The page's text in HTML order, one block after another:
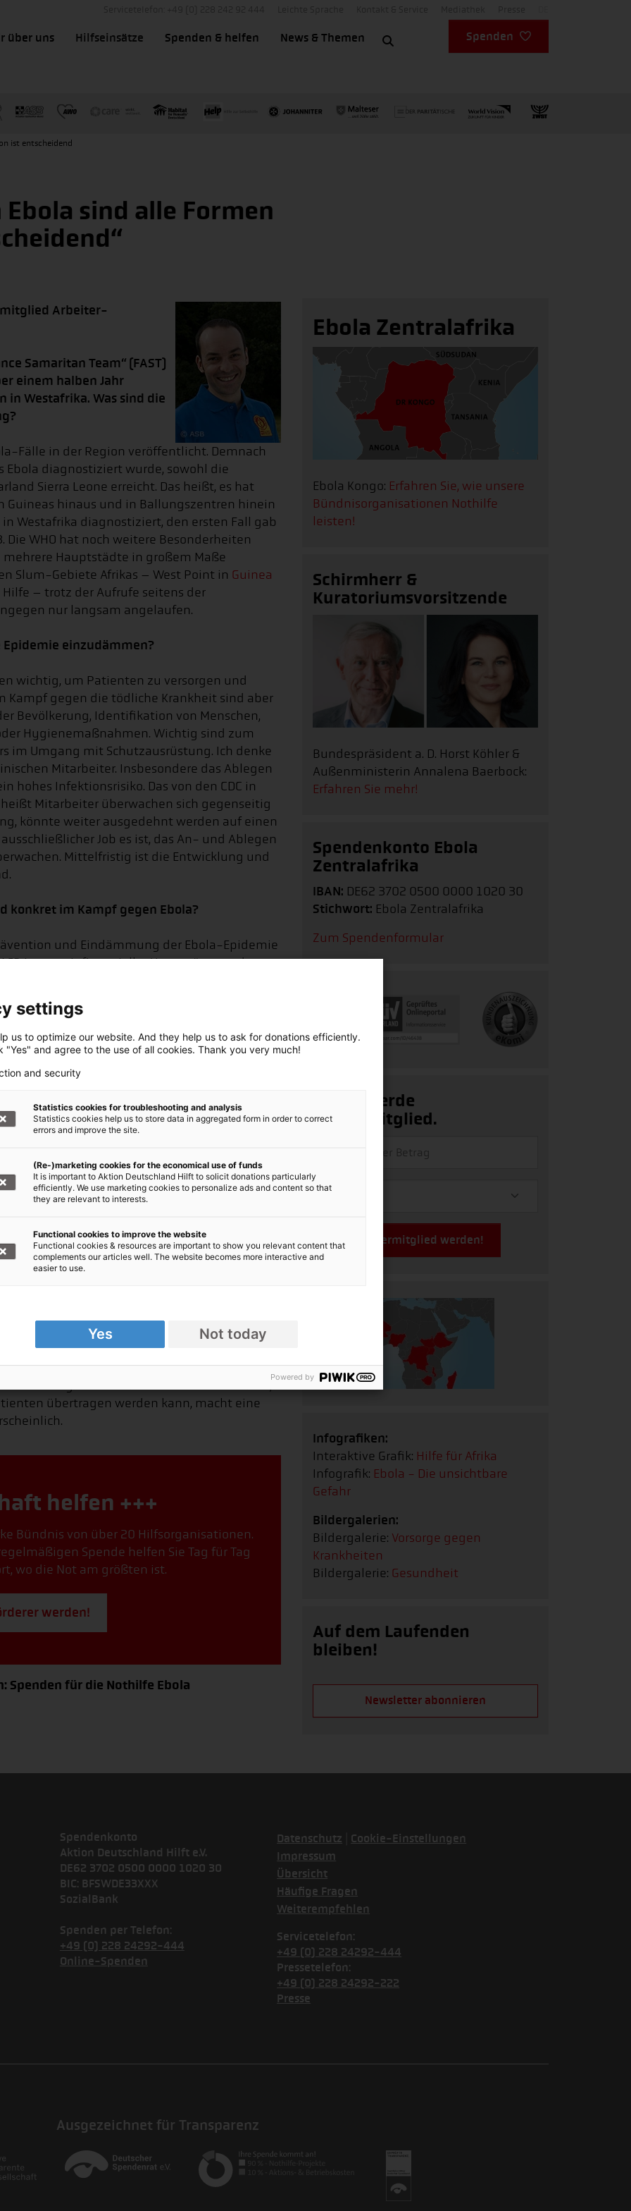
über uns Hilfseinsätze Spenden & helfen News & Themen Spenden
ist entscheidend
sind alle Formen
Arbeiter-
Samaritan Team“ (FAST)
einem halben Jahr
in Westafrika. Was sind die
Fälle in der Region veröffentlicht. Demnach
Ebola diagnostiziert wurde, sowohl die
Sierra Leone erreicht. Das heißt, es hat
Guineas hinaus und in Ballungszentren hinein
Westafrika diagnostiziert, den ersten Fall gab
WHO hat noch weitere Besonderheiten
Hauptstädte in großem Maße
Slum-Gebiete Afrikas – West Point in Guinea
– trotz der Aufrufe seitens der
nur langsam angelaufen.
einzudämmen?
wichtig, um Patienten zu versorgen und
Kampf gegen die tödliche Krankheit sind aber
Bevölkerung, Identifikation von Menschen,
Hygienemaßnahmen. Wichtig sind zum
im Umgang mit Schutzausrüstung. Ich denke
Mitarbeiter. Insbesondere das Ablegen
hohes Infektionsrisiko. Das von den CDC in
Mitarbeiter überwachen sich gegenseitig
könnte weiter ausgedehnt werden auf einen
Job es ist, das An- und Ablegen
Mittelfristig ist die Entwicklung und
konkret im Kampf gegen Ebola?
und Eindämmung der Ebola-Epidemie
ist es, mit finanzieller Unterstützung des
in
und Desinfektionsmitteln auszustatten. Die
Schutzanzügen, erfahren, wie Isolierräume
sicher in besser ausgestattete
betreibt seit 2002 eine Klinik in
Patienten. Bisher ist in Gambia noch kein
Hilft leisten?
eine Vielzahl von Kompetenzen: Wir
Umgang mit Schutzkleidung schulen
die ihre Kompetenzen im Bildungsbereich
der betroffenen Bevölkerung. Der letzten
medizinische Mitarbeiter an Ebola
der Epidemie zu Problemen in der
Hilfe weiterhin erforderlich machen.
Impfkampagnen unterstützt werden.
Ebola auch in Deutschland ausbrechen
auftreten, so würden der Patient und alle
Vorgehen zusammen mit der Tatsache,
übertragen werden kann, macht eine
helfen +++
Bündnis von über 20 Hilfsorganisationen.
Spende helfen Sie Tag für Tag
wo die Not am größten ist.
werden!
Spenden für die Nothilfe Ebola
Ebola Zentralafrika
Ebola Kongo: Erfahren Sie, wie unsere
Bündnisorganisationen Nothilfe
leisten!
Schirmherr &
Kuratoriumsvorsitzende
Bundespräsident a. D. Horst Köhler &
Außenministerin Annalena Baerbock:
Erfahren Sie mehr!
Spendenkonto Ebola
Zentralafrika
IBAN: DE62 3702 0500 0000 1020 30
Stichwort: Ebola Zentralafrika
Zum Spendenformular
Ja, ich werde
Fördermitglied.
Jetzt Fördermitglied werden!
Infografiken:
Interaktive Grafik: Hilfe für Afrika
Infografik: Ebola - Die unsichtbare
Gefahr
Bildergalerien:
Bildergalerie: Vorsorge gegen
Krankheiten
Bildergalerie: Gesundheit
Auf dem Laufenden
bleiben!
Newsletter abonnieren
Spendenkonto
Aktion Deutschland Hilft e.V.
DE62 3702 0500 0000 1020 30
BIC: BFSWDE33XXX
SozialBank
Spenden per Telefon:
+49 (0) 228 24292-444
Online-Spenden
Datenschutz
Cookie-Einstellungen
Impressum
Übersicht
Häufige Fragen
Weiterempfehlen
Servicetelefon:
+49 (0) 228 24292-444
Pressetelefon:
+49 (0) 228 24292-222
Presse
Ausgezeichnet für Transparenz
settings
us to optimize our website. And they help us to ask for donations efficiently.
"Yes" and agree to the use of all cookies. Thank you very much!
and security
Statistics cookies for troubleshooting and analysis
Statistics cookies help us to store data in aggregated form in order to correct
errors and improve the site.
(Re-)marketing cookies for the economical use of funds
It is important to Aktion Deutschland Hilft to solicit donations particularly
efficiently. We use marketing cookies to personalize ads and content so that
they are relevant to interests.
Functional cookies to improve the website
Functional cookies & resources are important to show you relevant content that
complements our articles well. The website becomes more interactive and
easier to use.
Yes Not today
Powered by